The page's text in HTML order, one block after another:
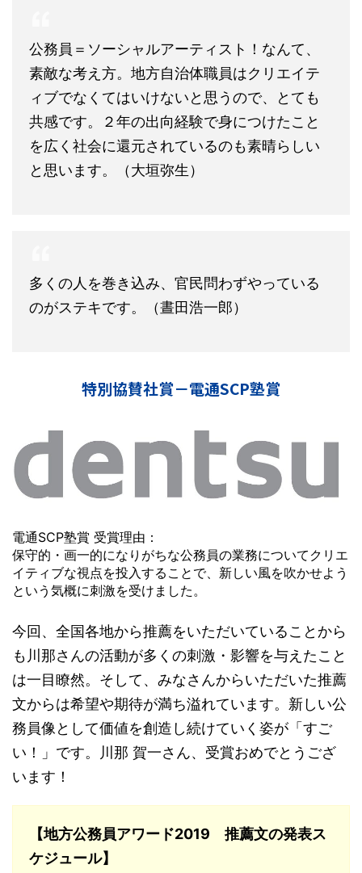
公務員＝ソーシャルアーティスト！なんて、
素敵な考え方。地方自治体職員はクリエイテ
ィブでなくてはいけないと思うので、とても
共感です。２年の出向経験で身につけたこと
を広く社会に還元されているのも素晴らしい
と思います。（大垣弥生）
多くの人を巻き込み、官民問わずやっている
のがステキです。（晝田浩一郎）
特別協賛社賞－電通SCP塾賞
電通SCP塾賞 受賞理由：
保守的・画一的になりがちな公務員の業務についてクリエ
イティブな視点を投入することで、新しい風を吹かせよう
という気概に刺激を受けました。
今回、全国各地から推薦をいただいていることから
も川那さんの活動が多くの刺激・影響を与えたこと
は一目瞭然。そして、みなさんからいただいた推薦
文からは希望や期待が満ち溢れています。新しい公
務員像として価値を創造し続けていく姿が「すご
い！」です。川那 賀一さん、受賞おめでとうござ
います！
【地方公務員アワード2019 推薦文の発表ス
ケジュール】